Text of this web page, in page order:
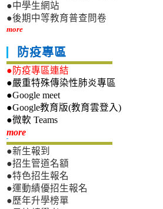
●中學生網站
●後期中等教育普查問卷
more
防疫專區
●防疫專區連結
●嚴重特殊傳染性肺炎專區
●Google meet
●Google教育版(教育雲登入)
●微軟 Teams
more新生專區
●新生報到
●招生管道名額
●特色招生報名
●運動績優招生報名
●歷年升學榜單